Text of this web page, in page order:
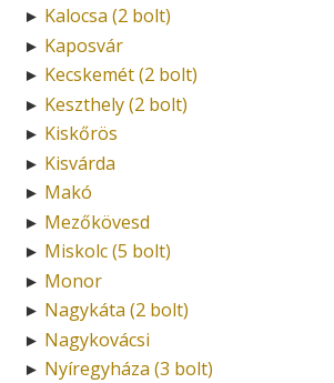
► Kalocsa (2 bolt)
► Kaposvár
► Kecskemét (2 bolt)
► Keszthely (2 bolt)
► Kiskőrös
► Kisvárda
► Makó
► Mezőkövesd
► Miskolc (5 bolt)
► Monor
► Nagykáta (2 bolt)
► Nagykovácsi
► Nyíregyháza (3 bolt)